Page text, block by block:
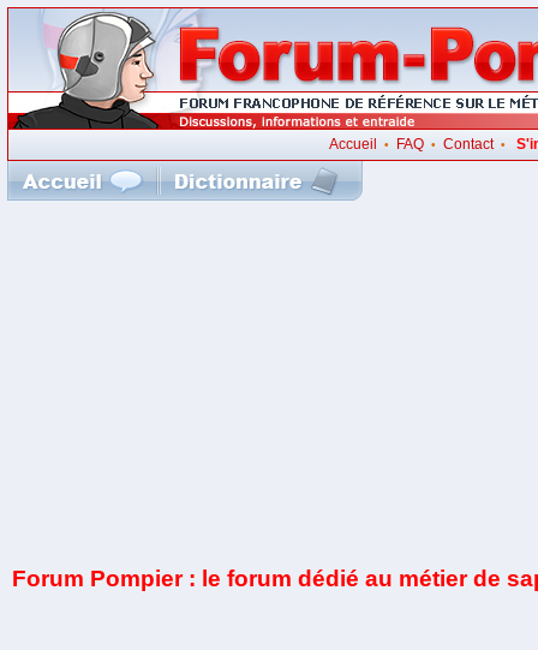
Accueil • FAQ• Contact•
Forum Pompier : le forum dédié au métier de